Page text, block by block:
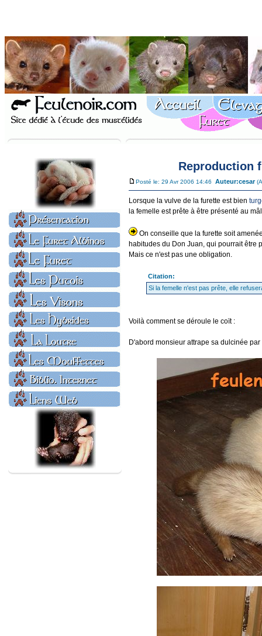
Reproduction
Posté le: 29 Avr 2006 14:46 Auteur:cesar
Lorsque la vulve de la furette est bien
la femelle est prête à être présenté au
On conseille que la furette soit
habitudes du Don Juan, qui pourrait être
Mais ce n'est pas une obligation.
Citation:
Si la femelle n'est pas prête, elle
Voilà comment se déroule le coït :
D'abord monsieur attrape sa dulcinée